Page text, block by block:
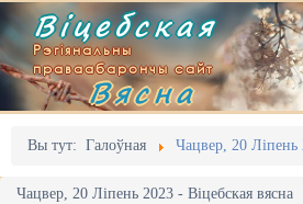
Віцебская
Рэгіянальны
праваабарончы сайт
Вясна
Вы тут: Галоўная Чацвер, 20 Ліпень
Чацвер, 20 Ліпень 2023 - Віцебская вясна
Галоўная
Адміністрацыйны перасьлед
Акцыі
Выданьні
Відэа